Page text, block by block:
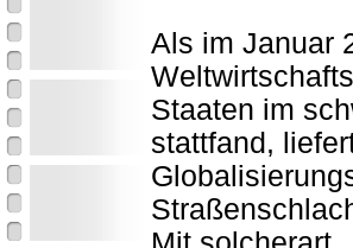
Als im Januar
Staaten im
stattfand,